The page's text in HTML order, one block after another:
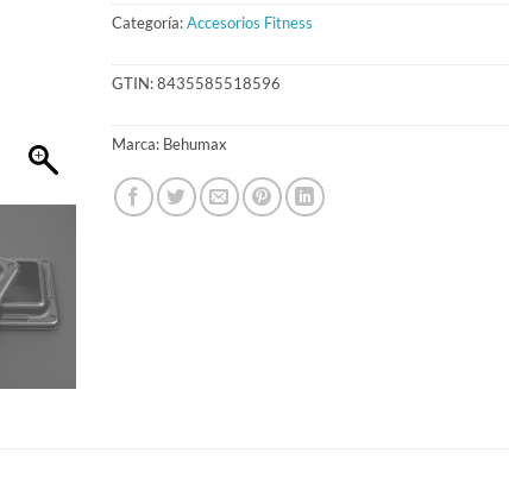
Categoría:Accesorios Fitness
GTIN:8435585518596
Marca: Behumax